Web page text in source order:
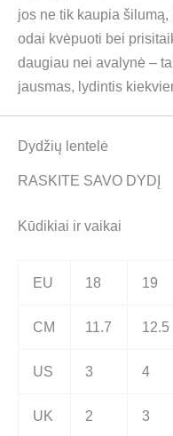
jos ne tik kaupia
odai kvėpuoti bei
daugiau nei avalynė –
jausmas, lydintis
Dydžių lentelė
RASKITE SAVO DYDĮ
Kūdikiai ir vaikai
EU 18 19
CM 11.7 12.5
US 3 4
UK 2 3